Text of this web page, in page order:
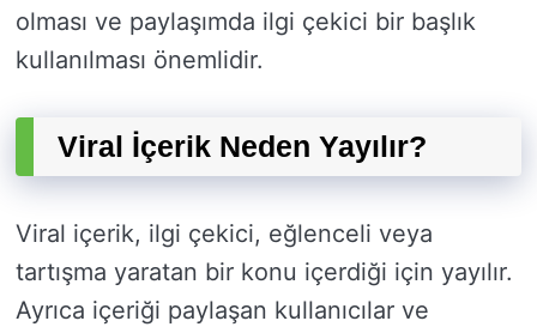
olması ve paylaşımda ilgi çekici bir başlık
kullanılması önemlidir.
Viral İçerik Neden Yayılır?
Viral içerik, ilgi çekici, eğlenceli veya
tartışma yaratan bir konu içerdiği için yayılır.
Ayrıca içeriği paylaşan kullanıcılar ve